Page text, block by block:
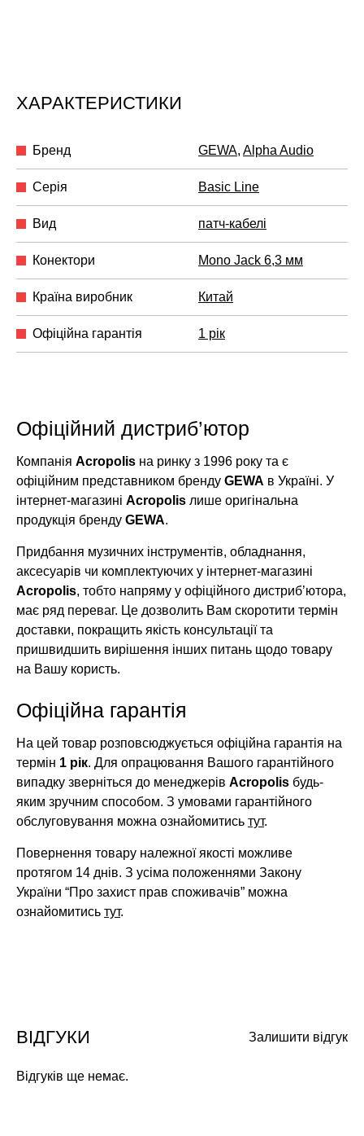
ХАРАКТЕРИСТИКИ
Бренд GEWA, Alpha Audio
Серія Basic Line
Вид патч-кабелі
Конектори Mono Jack 6,3 мм
Країна виробник Китай
Офіційна гарантія 1 рік
Офіційний дистриб’ютор
Компанія Acropolis на ринку з 1996 року та є
офіційним представником бренду GEWA в Україні. У
інтернет-магазині Acropolis лише оригінальна
продукція бренду GEWA.
Придбання музичних інструментів, обладнання,
аксесуарів чи комплектуючих у інтернет-магазині
Acropolis, тобто напряму у офіційного дистриб’ютора,
має ряд переваг. Це дозволить Вам скоротити термін
доставки, покращить якість консультації та
пришвидшить вирішення інших питань щодо товару
на Вашу користь.
Офіційна гарантія
На цей товар розповсюджується офіційна гарантія на
термін 1 рік. Для опрацювання Вашого гарантійного
випадку зверніться до менеджерів Acropolis будь-
яким зручним способом. З умовами гарантійного
обслуговування можна ознайомитись тут.
Повернення товару належної якості можливе
протягом 14 днів. З усіма положеннями Закону
України “Про захист прав споживачів” можна
ознайомитись тут.
Залишити відгук
ВІДГУКИ
Відгуків ще немає.